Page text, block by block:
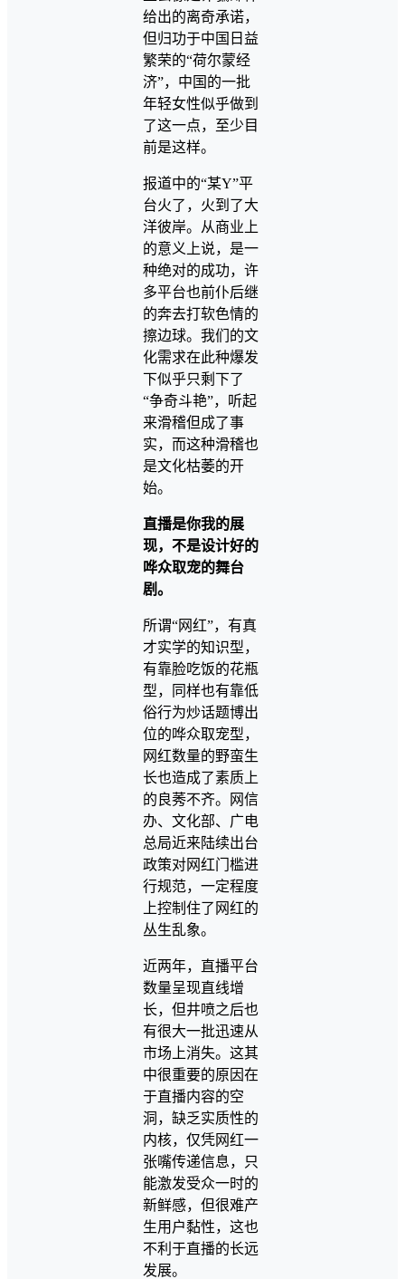
给出的离奇承诺，
但归功于中国日益
繁荣的“荷尔蒙经
济”，中国的一批
年轻女性似乎做到
了这一点，至少目
前是这样。
报道中的“某Y”平
台火了，火到了大
洋彼岸。从商业上
的意义上说，是一
种绝对的成功，许
多平台也前仆后继
的奔去打软色情的
擦边球。我们的文
化需求在此种爆发
下似乎只剩下了
“争奇斗艳”，听起
来滑稽但成了事
实，而这种滑稽也
是文化枯萎的开
始。
直播是你我的展
现，不是设计好的
哗众取宠的舞台
剧。
所谓“网红”，有真
才实学的知识型，
有靠脸吃饭的花瓶
型，同样也有靠低
俗行为炒话题博出
位的哗众取宠型，
网红数量的野蛮生
长也造成了素质上
的良莠不齐。网信
办、文化部、广电
总局近来陆续出台
政策对网红门槛进
行规范，一定程度
上控制住了网红的
丛生乱象。
近两年，直播平台
数量呈现直线增
长，但井喷之后也
有很大一批迅速从
市场上消失。这其
中很重要的原因在
于直播内容的空
洞，缺乏实质性的
内核，仅凭网红一
张嘴传递信息，只
能激发受众一时的
新鲜感，但很难产
生用户黏性，这也
不利于直播的长远
发展。